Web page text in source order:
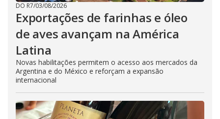
DO R7/03/08/2026
Exportações de farinhas e óleo
de aves avançam na América
Latina
Novas habilitações permitem o acesso aos mercados da
Argentina e do México e reforçam a expansão
internacional